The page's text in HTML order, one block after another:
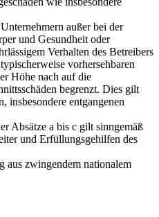
außer bei der
und Gesundheit oder
Verhalten des Betreibers
vorhersehbaren
Höhe nach auf die
begrenzt. Dies gilt
insbesondere entgangenen
Absätze a bis c gilt sinngemäß
und Erfüllungsgehilfen des
aus zwingendem nationalem